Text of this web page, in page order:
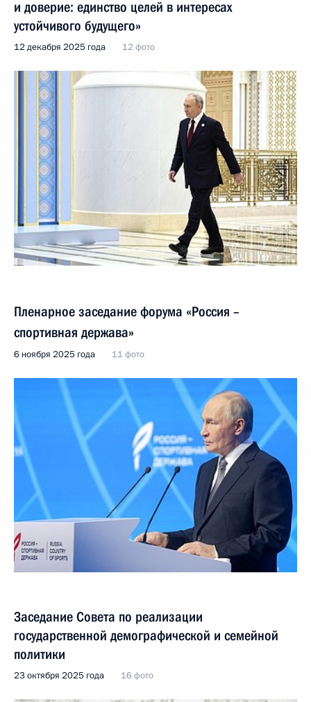
и доверие: единство целей в интересах
устойчивого будущего»
12 декабря 2025 года 12 фото
Пленарное заседание форума «Россия –
спортивная держава»
6 ноября 2025 года 11 фото
Заседание Совета по реализации
государственной демографической и семейной
политики
23 октября 2025 года 16 фото